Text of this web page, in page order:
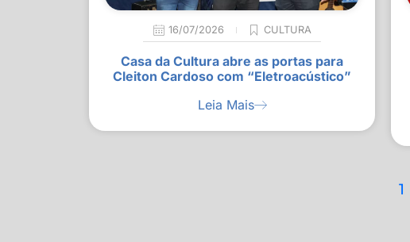
16/07/2026 CULTURA
Casa da Cultura abre as portas para
Cleiton Cardoso com “Eletroacústico”
Leia Mais
1